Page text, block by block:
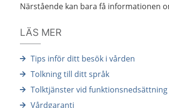
Närstående kan bara få informationen
LÄS MER
Tips inför ditt besök i vården
Tolkning till ditt språk
Tolktjänster vid funktionsnedsättning
Vårdgaranti